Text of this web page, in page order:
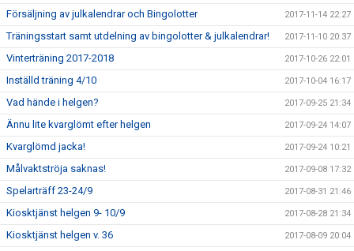
Försäljning av julkalendrar och Bingolotter 2017-11-14 22:27
Träningsstart samt utdelning av bingolotter & julkalendrar! 2017-11-10 20:37
Vinterträning 2017-2018 2017-10-26 22:01
Inställd träning 4/10 2017-10-04 16:17
Vad hände i helgen? 2017-09-25 21:34
Ännu lite kvarglömt efter helgen 2017-09-24 14:07
Kvarglömd jacka! 2017-09-24 10:21
Målvaktströja saknas! 2017-09-08 17:32
Spelarträff 23-24/9 2017-08-31 21:46
Kiosktjänst helgen 9- 10/9 2017-08-28 21:34
Kiosktjänst helgen v. 36 2017-08-09 20:04